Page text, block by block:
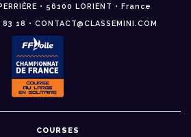
• 56100 LORIENT • France
18 • CONTACT@CLASSEMINI.COM
COURSES